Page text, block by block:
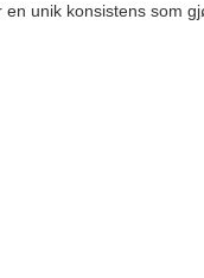
unik konsistens som